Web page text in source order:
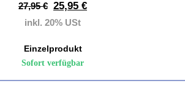
27,95€ 25,95 €
inkl. 20% USt
Einzelprodukt
Sofort verfügbar